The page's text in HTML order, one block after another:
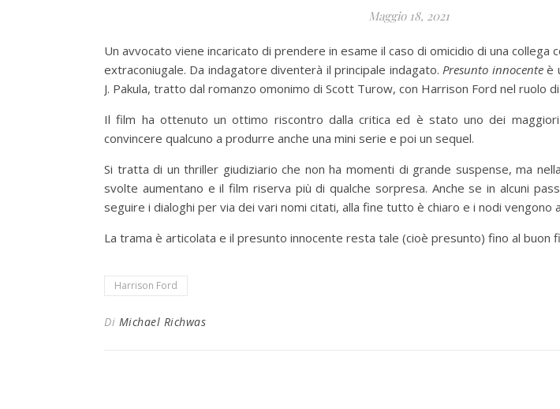
Maggio 18, 2021
Un avvocato viene incaricato di prendere in esame il caso di omicidio di una collega
extraconiugale. Da indagatore diventerà il principale indagato. Presunto innocenteè
J. Pakula, tratto dal romanzo omonimo di Scott Turow, con Harrison Ford nel ruolo
Il film ha ottenuto un ottimo riscontro dalla critica ed è stato uno dei
convincere qualcuno a produrre anche una mini serie e poi un sequel.
Si tratta di un thriller giudiziario che non ha momenti di grande suspense, ma
svolte aumentano e il film riserva più di qualche sorpresa. Anche se in alcuni
seguire i dialoghi per via dei vari nomi citati, alla fine tutto è chiaro e i nodi vengono
La trama è articolata e il presunto innocente resta tale (cioè presunto) fino al buon
Harrison Ford
Di Michael Richwas